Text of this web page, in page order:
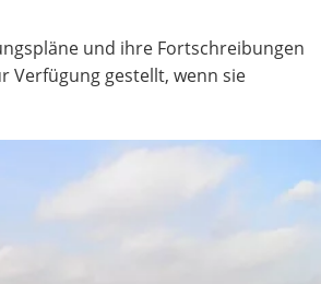
und ihre Fortschreibungen
Verfügung gestellt, wenn sie